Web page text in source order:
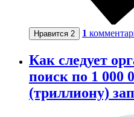
Нравится 2 1
Как следует
поиск по 1 000
(триллиону)